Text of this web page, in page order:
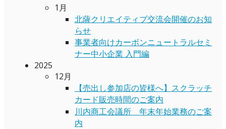
1月
北薩クリエイティブ交流会開催のお知
らせ
事業者向けカーボンニュートラルセミ
ナー中小企業 入門編
2025
12月
【売出し参加店の皆様へ】スクラッチ
カード販売時間のご案内
川内商工会議所 年末年始業務のご案
内